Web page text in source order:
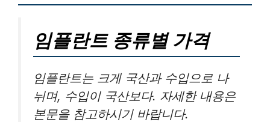
임플란트 종류별 가격
임플란트는 크게 국산과 수입으로 나
뉘며, 수입이 국산보다. 자세한 내용은
본문을 참고하시기 바랍니다.